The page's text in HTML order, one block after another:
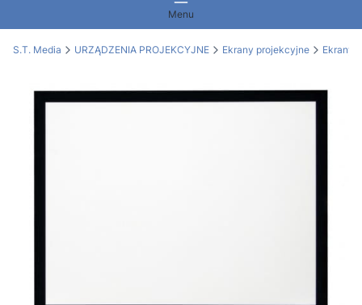
Menu
S.T. Media URZĄDZENIA PROJEKCYJNE Ekrany projekcyjne Ekrany